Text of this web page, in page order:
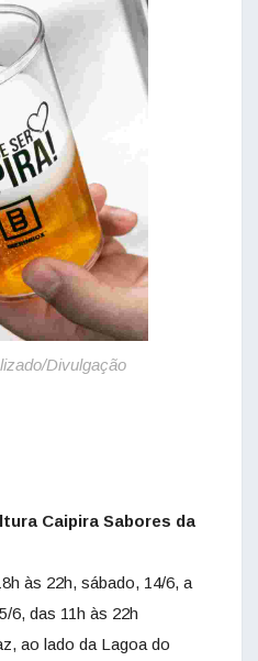
Divulgação
Caipira Sabores da
às 22h, sábado, 14/6, a
6, das 11h às 22h
ao lado da Lagoa do